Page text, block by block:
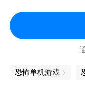
-破解烧脑难题
每个角落都布满精
服。
恐怖单机游戏